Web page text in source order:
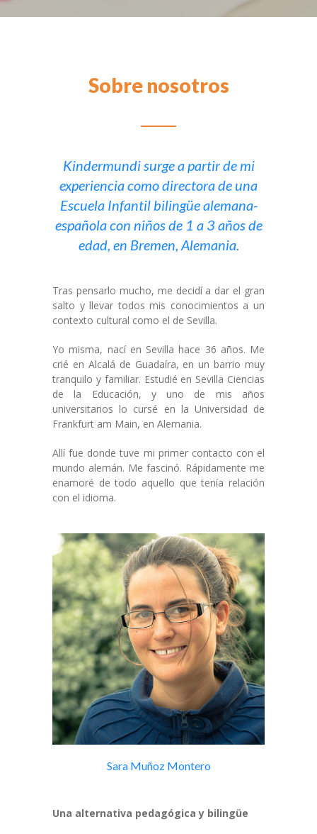
Servicios
-- Grupos reducidos
-- Escuela de familias
Instalaciones
Solicitud
Contacto
-- Cómo llegar
-- Solicitud
-- Términos y condiciones
Acceder
Sobre nosotros
Kindermundi surge a partir de mi
experiencia como directora de una
Escuela Infantil bilingüe alemana-
española con niños de 1 a 3 años de
edad, en Bremen, Alemania.
Tras pensarlo mucho, me decidí a dar el gran
salto y llevar todos mis conocimientos a un
contexto cultural como el de Sevilla.
Yo misma, nací en Sevilla hace 36 años. Me
crié en Alcalá de Guadaíra, en un barrio muy
tranquilo y familiar. Estudié en Sevilla Ciencias
de la Educación, y uno de mis años
universitarios lo cursé en la Universidad de
Frankfurt am Main, en Alemania.
Allí fue donde tuve mi primer contacto con el
mundo alemán. Me fascinó. Rápidamente me
enamoré de todo aquello que tenía relación
con el idioma.
Sara Muñoz Montero
Una alternativa pedagógica y bilingüe